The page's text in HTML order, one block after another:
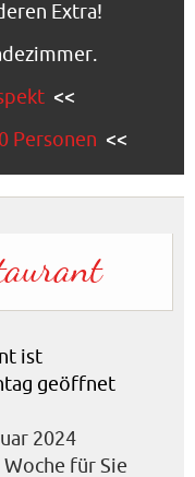
Extra!
<<
Personen <<
ist
geöffnet
2024
für Sie